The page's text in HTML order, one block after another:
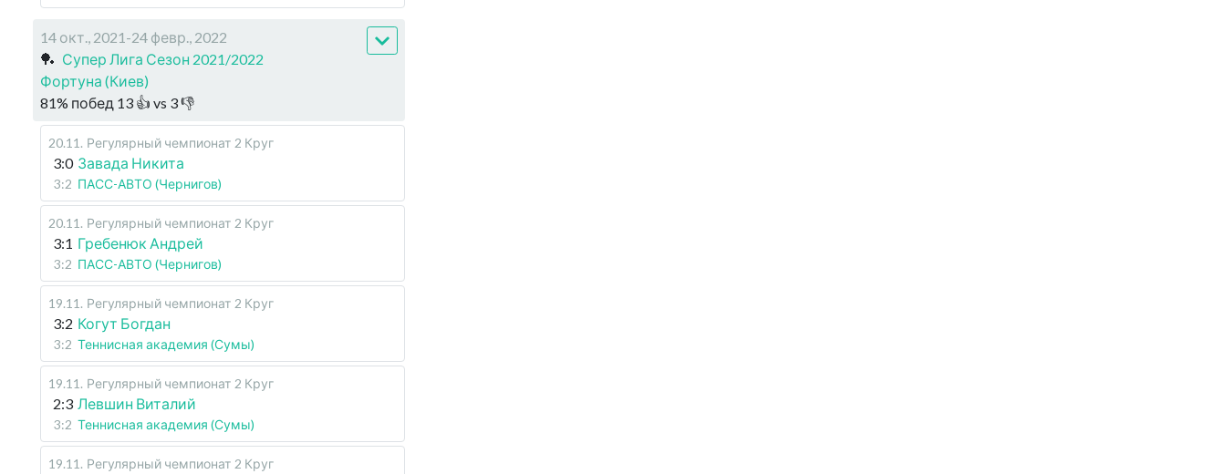
14 окт., 2021-24 февр., 2022
🏓 Супер Лига Сезон 2021/2022
Фортуна (Киев)
81% побед 13 👍 vs 3👎
20.11 . Регулярный чемпионат 2 Круг
3:0 Завада Никита
3:2 ПАСС-АВТО (Чернигов)
20.11 . Регулярный чемпионат 2 Круг
3:1 Гребенюк Андрей
3:2 ПАСС-АВТО (Чернигов)
19.11 . Регулярный чемпионат 2 Круг
3:2 Когут Богдан
3:2 Теннисная академия (Сумы)
19.11 . Регулярный чемпионат 2 Круг
2:3 Левшин Виталий
3:2 Теннисная академия (Сумы)
19.11 . Регулярный чемпионат 2 Круг